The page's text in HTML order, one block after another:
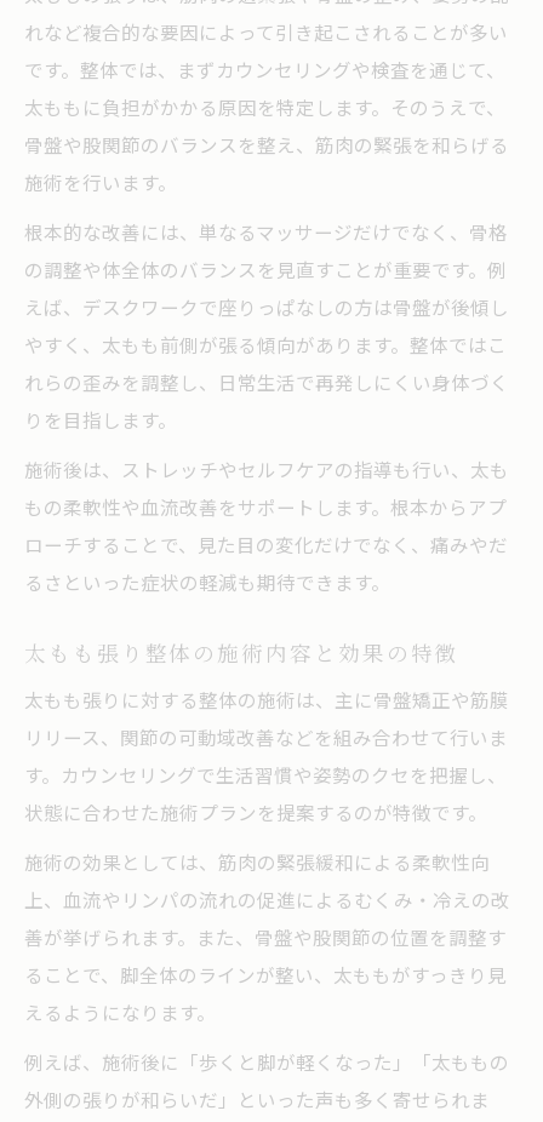
れなど複合的な要因によって引き起こされることが多い
です。整体では、まずカウンセリングや検査を通じて、
太ももに負担がかかる原因を特定します。そのうえで、
骨盤や股関節のバランスを整え、筋肉の緊張を和らげる
施術を行います。
根本的な改善には、単なるマッサージだけでなく、骨格
の調整や体全体のバランスを見直すことが重要です。例
えば、デスクワークで座りっぱなしの方は骨盤が後傾し
やすく、太もも前側が張る傾向があります。整体ではこ
れらの歪みを調整し、日常生活で再発しにくい身体づく
りを目指します。
施術後は、ストレッチやセルフケアの指導も行い、太も
もの柔軟性や血流改善をサポートします。根本からアプ
ローチすることで、見た目の変化だけでなく、痛みやだ
るさといった症状の軽減も期待できます。
太もも張り整体の施術内容と効果の特徴
太もも張りに対する整体の施術は、主に骨盤矯正や筋膜
リリース、関節の可動域改善などを組み合わせて行いま
す。カウンセリングで生活習慣や姿勢のクセを把握し、
状態に合わせた施術プランを提案するのが特徴です。
施術の効果としては、筋肉の緊張緩和による柔軟性向
上、血流やリンパの流れの促進によるむくみ・冷えの改
善が挙げられます。また、骨盤や股関節の位置を調整す
ることで、脚全体のラインが整い、太ももがすっきり見
えるようになります。
例えば、施術後に「歩くと脚が軽くなった」「太ももの
外側の張りが和らいだ」といった声も多く寄せられま